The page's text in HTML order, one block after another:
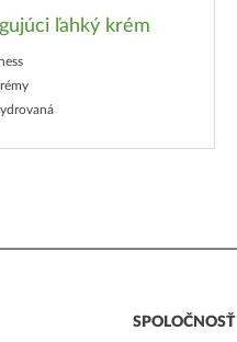
ľahký krém
SPOLOČNOSŤ